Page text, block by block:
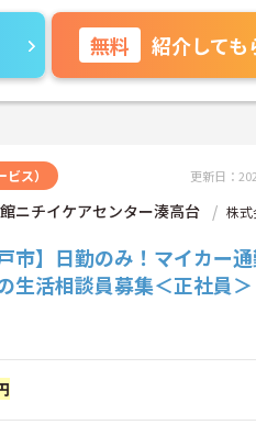
無料 紹介しても
ス） 更新日：
ニチイケアセンター湊高台
株式
戸市】日勤のみ！マイカー
生活相談員募集＜正社員＞